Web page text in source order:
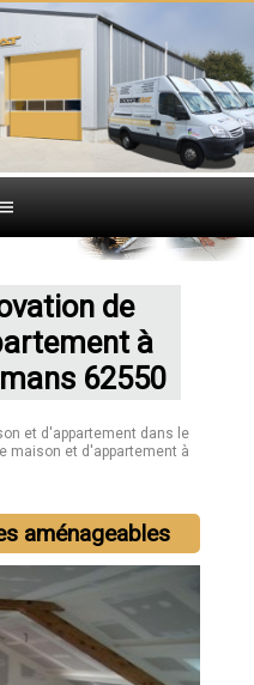
de
à
62550
et d'appartement dans le
maison et d'appartement à
aménageables